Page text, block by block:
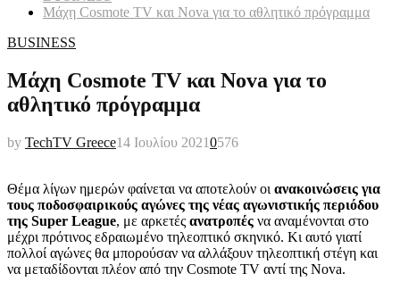
Μάχη Cosmote TV και Nova για το αθλητικό πρόγραμμα
BUSINESS
Μάχη Cosmote TV και Nova για το
αθλητικό πρόγραμμα
by TechTV Greece14 Ιουλίου 20210576
Θέμα λίγων ημερών φαίνεται να αποτελούν οι ανακοινώσεις για
τους ποδοσφαιρικούς αγώνες της νέας αγωνιστικής περιόδου
της Super League, με αρκετές ανατροπές να αναμένονται στο
μέχρι πρότινος εδραιωμένο τηλεοπτικό σκηνικό. Κι αυτό γιατί
πολλοί αγώνες θα μπορούσαν να αλλάξουν τηλεοπτική στέγη και
να μεταδίδονται πλέον από την Cosmote TV αντί της Nova.